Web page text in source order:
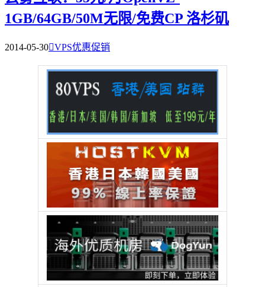
1GB/64GB/50M无限/免费CP 洛杉矶
2014-05-30VPS优惠促销